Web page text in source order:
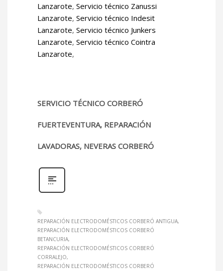
Lanzarote, Servicio técnico Zanussi
Lanzarote, Servicio técnico Indesit
Lanzarote, Servicio técnico Junkers
Lanzarote, Servicio técnico Cointra
Lanzarote,
SERVICIO TÉCNICO CORBERÓ
FUERTEVENTURA, REPARACIÓN
LAVADORAS, NEVERAS CORBERÓ
REPARACIÓN ELECTRODOMÉSTICOS CORBERÓ ANTIGUA
REPARACIÓN ELECTRODOMÉSTICOS CORBERÓ
BETANCURIA
REPARACIÓN ELECTRODOMÉSTICOS CORBERÓ
CORRALEJO
REPARACIÓN ELECTRODOMÉSTICOS CORBERÓ